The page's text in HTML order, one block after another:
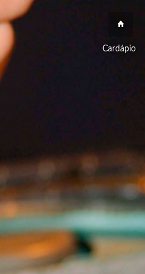
Cardápio